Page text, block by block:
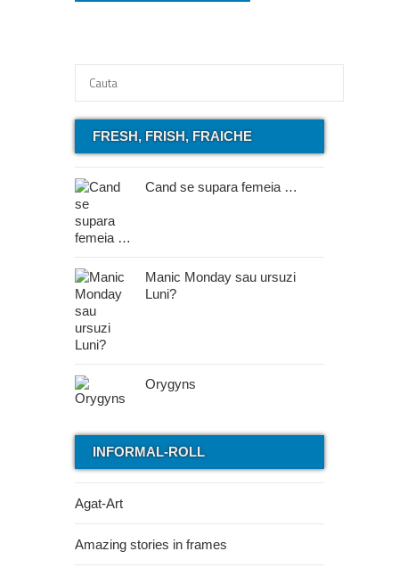
FRESH, FRISH, FRAICHE
Cand se supara femeia …
Manic Monday sau ursuzi
Luni?
Orygyns
INFORMAL-ROLL
Agat-Art
Amazing stories in frames